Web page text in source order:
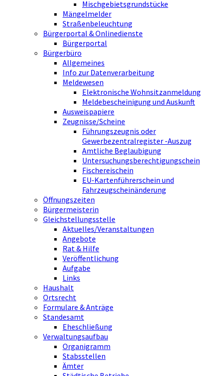
Mischgebietsgrundstücke
Mängelmelder
Straßenbeleuchtung
Bürgerportal & Onlinedienste
Bürgerportal
Bürgerbüro
Allgemeines
Info zur Datenverarbeitung
Meldewesen
Elektronische Wohnsitzanmeldung
Meldebescheinigung und Auskunft
Ausweispapiere
Zeugnisse/Scheine
Führungszeugnis oder
Gewerbezentralregister -Auszug
Amtliche Beglaubigung
Untersuchungsberechtigungschein
Fischereischein
EU-Kartenführerschein und
Fahrzeugscheinänderung
Öffnungszeiten
Bürgermeisterin
Gleichstellungsstelle
Aktuelles/Veranstaltungen
Angebote
Rat & Hilfe
Veröffentlichung
Aufgabe
Links
Haushalt
Ortsrecht
Formulare & Anträge
Standesamt
Eheschließung
Verwaltungsaufbau
Organigramm
Stabsstellen
Ämter